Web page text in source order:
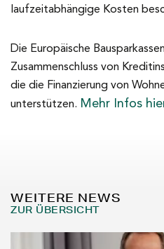
laufzeitabhängige Kosten
Die Europäische
Zusammenschluss von
die die Finanzierung von
unterstützen. Mehr Infos
WEITERE NEWS
ZUR ÜBERSICHT